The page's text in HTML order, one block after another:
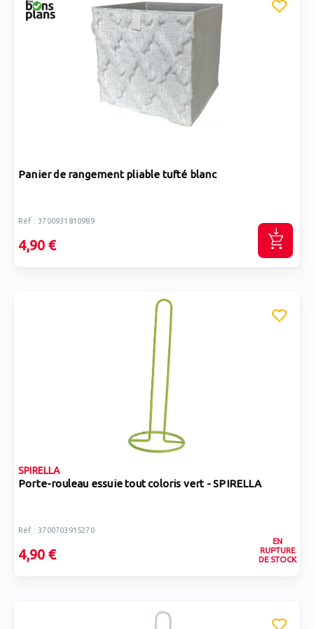
Panier de rangement pliable tufté blanc
Réf : 3700931810989
4,90 €
SPIRELLA
Porte-rouleau essuie tout coloris vert - SPIRELLA
Réf : 3700703915270
4,90 €
EN
RUPTURE
DE STOCK